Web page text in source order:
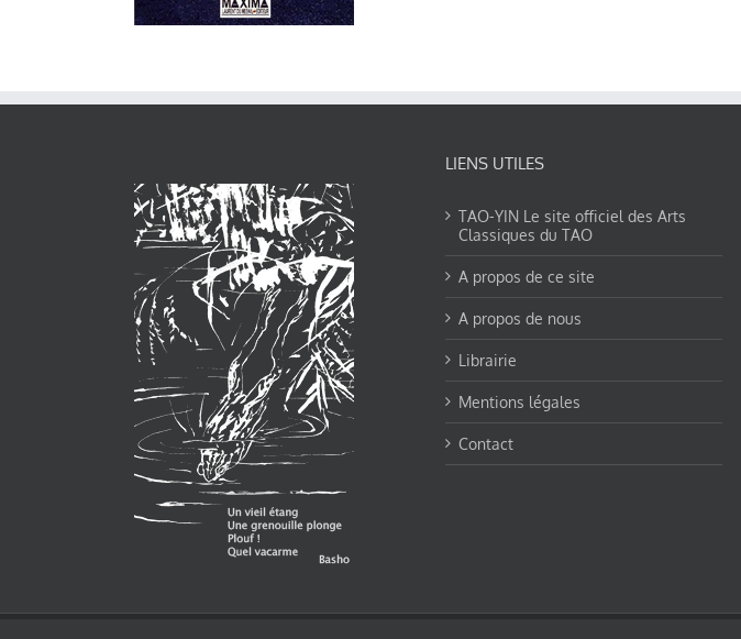
LIENS UTILES
TAO-YIN Le site officiel des Arts
Classiques du TAO
A propos de ce site
A propos de nous
Librairie
Mentions légales
Contact